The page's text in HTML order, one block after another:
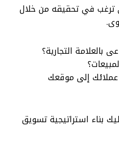
ترغب في تحقيقه من خلال
بالعلامة التجارية؟
إلى موقعك
بناء استراتيجية تسويق